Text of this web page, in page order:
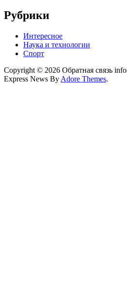
Рубрики
Интересное
Наука и технологии
Спорт
Copyright © 2026 Обратная связь
Express News By Adore Themes.